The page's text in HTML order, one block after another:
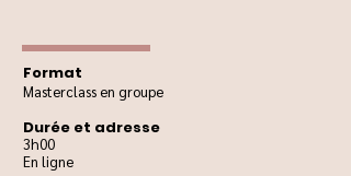
Format
Masterclass en groupe
Durée et adresse
3h00
En ligne